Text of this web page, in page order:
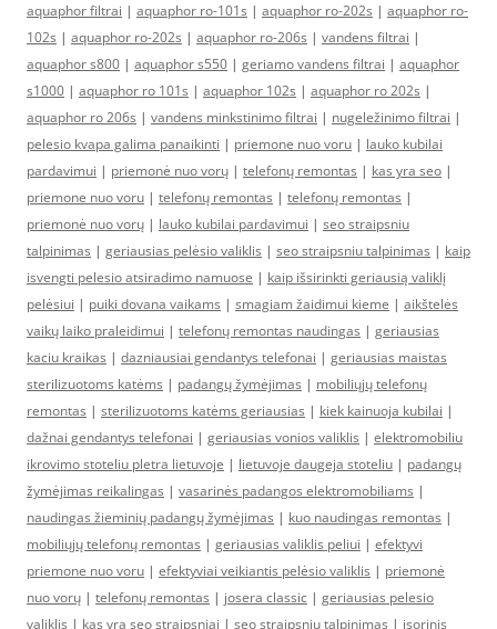
aquaphor filtrai | aquaphor ro-101s | aquaphor ro-202s | aquaphor ro-
102s | aquaphor ro-202s | aquaphor ro-206s | vandens filtrai |
aquaphor s800 | aquaphor s550 | geriamo vandens filtrai | aquaphor
s1000 | aquaphor ro 101s | aquaphor 102s | aquaphor ro 202s |
aquaphor ro 206s | vandens minkstinimo filtrai | nugeležinimo filtrai |
pelesio kvapa galima panaikinti | priemone nuo voru | lauko kubilai
pardavimui | priemonė nuo vorų | telefonų remontas | kas yra seo |
priemone nuo voru | telefonų remontas | telefonų remontas |
priemonė nuo vorų | lauko kubilai pardavimui | seo straipsniu
talpinimas | geriausias pelėsio valiklis | seo straipsniu talpinimas | kaip
isvengti pelesio atsiradimo namuose | kaip išsirinkti geriausią valiklį
pelėsiui | puiki dovana vaikams | smagiam žaidimui kieme | aikštelės
vaikų laiko praleidimui | telefonų remontas naudingas | geriausias
kaciu kraikas | dazniausiai gendantys telefonai | geriausias maistas
sterilizuotoms katėms | padangų žymėjimas | mobiliųjų telefonų
remontas | sterilizuotoms katėms geriausias | kiek kainuoja kubilai |
dažnai gendantys telefonai | geriausias vonios valiklis | elektromobiliu
ikrovimo stoteliu pletra lietuvoje | lietuvoje daugeja stoteliu | padangų
žymėjimas reikalingas | vasarinės padangos elektromobiliams |
naudingas žieminių padangų žymėjimas | kuo naudingas remontas |
mobiliųjų telefonų remontas | geriausias valiklis peliui | efektyvi
priemone nuo voru | efektyviai veikiantis pelėsio valiklis | priemonė
nuo vorų | telefonų remontas | josera classic | geriausias pelesio
valiklis | kas yra seo straipsniai | seo straipsniu talpinimas | isorinis